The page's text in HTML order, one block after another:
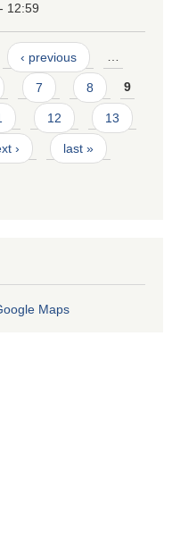
12:59
‹ previous …
7 8 9
12 13
› last »
Maps